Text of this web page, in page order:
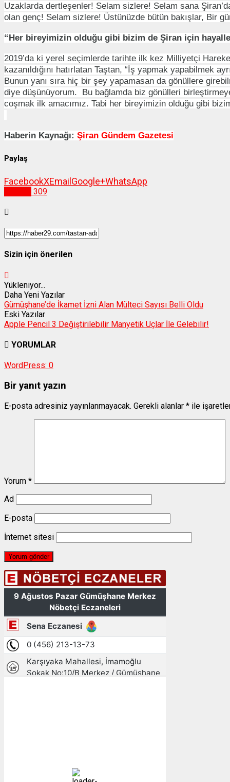
Uzaklarda dertleşenler! Selam sizlere! Selam sana
olan genç! Selam sizlere! Üstünüzde bütün bakışlar, Bir
“Her bireyimizin olduğu gibi bizim de Şiran için
2019’da ki yerel seçimlerde tarihte ilk kez Milliyetçi
kazanıldığını hatırlatan Taştan, “İş yapmak yapabilmek
Bunun yanı sıra hiç bir şey yapamasan da gönüllere
diye düşünüyorum. Bu bağlamda biz gönülleri
coşmak ilk amacımız. Tabi her bireyimizin olduğu gibi
Haberin Kaynağı: Şiran Gündem Gazetesi
Paylaş
FacebookXEmailGoogle+WhatsApp
309
Sizin için önerilen
Yükleniyor...
Daha Yeni Yazılar
Gümüşhane’de İkamet İzni Alan Mülteci Sayısı Belli Oldu
Eski Yazılar
Apple Pencil 3 Değiştirilebilir Manyetik Uçlar İle Gelebilir!
YORUMLAR
WordPress: 0
Bir yanıt yazın
E-posta adresiniz yayınlanmayacak. Gerekli alanlar * ile
Yorum *
Ad
E-posta
İnternet sitesi
Açık